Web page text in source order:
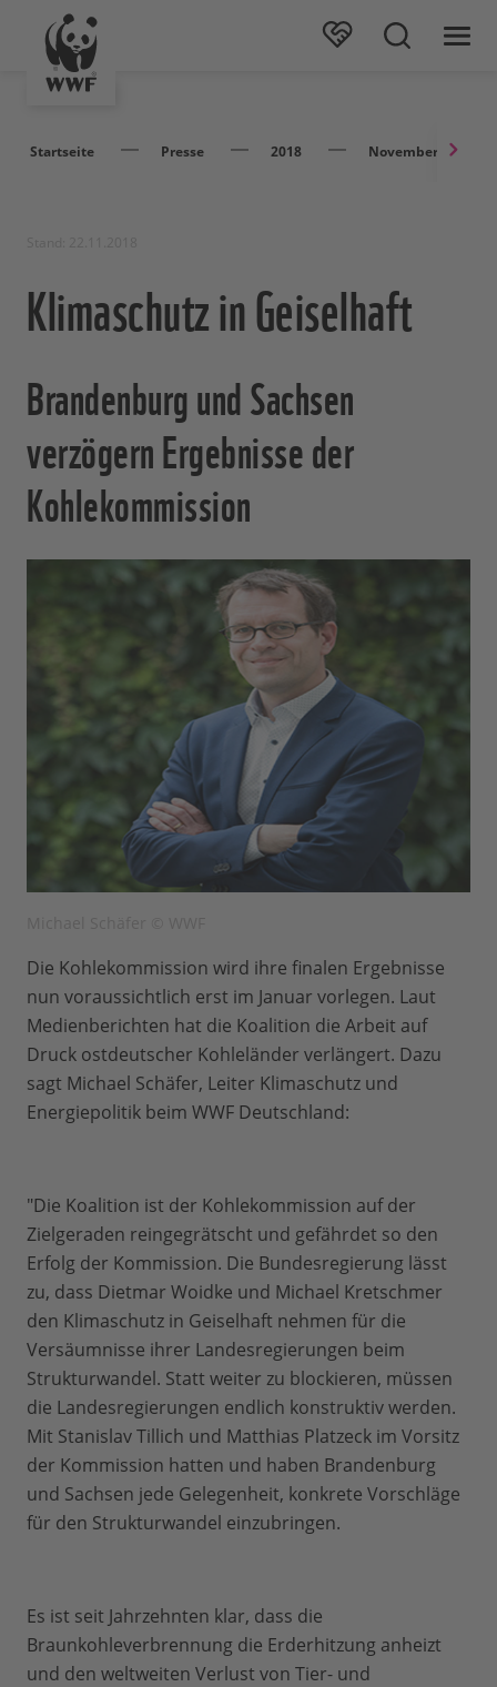
Startseite Presse 2018 November
Klimaschutz in Geiselhaft
Brandenburg und Sachsen
verzögern Ergebnisse der
Kohlekommission
Die Kohlekommission wird ihre finalen Ergebnisse
nun voraussichtlich erst im Januar vorlegen. Laut
Medienberichten hat die Koalition die Arbeit auf
Druck ostdeutscher Kohleländer verlängert. Dazu
sagt Michael Schäfer, Leiter Klimaschutz und
Energiepolitik beim WWF Deutschland:
"Die Koalition ist der Kohlekommission auf der
Zielgeraden reingegrätscht und gefährdet so den
Erfolg der Kommission. Die Bundesregierung lässt
zu, dass Dietmar Woidke und Michael Kretschmer
den Klimaschutz in Geiselhaft nehmen für die
Versäumnisse ihrer Landesregierungen beim
Strukturwandel. Statt weiter zu blockieren, müssen
die Landesregierungen endlich konstruktiv werden.
Mit Stanislav Tillich und Matthias Platzeck im Vorsitz
der Kommission hatten und haben Brandenburg
und Sachsen jede Gelegenheit, konkrete Vorschläge
für den Strukturwandel einzubringen.
Es ist seit Jahrzehnten klar, dass die
Braunkohleverbrennung die Erderhitzung anheizt
und den weltweiten Verlust von Tier- und